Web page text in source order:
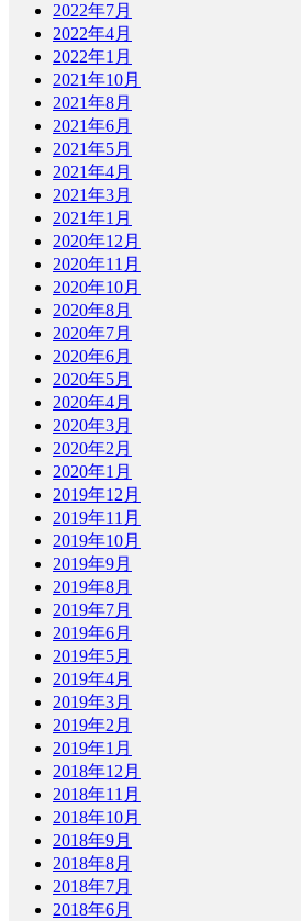
2022年7月
2022年4月
2022年1月
2021年10月
2021年8月
2021年6月
2021年5月
2021年4月
2021年3月
2021年1月
2020年12月
2020年11月
2020年10月
2020年8月
2020年7月
2020年6月
2020年5月
2020年4月
2020年3月
2020年2月
2020年1月
2019年12月
2019年11月
2019年10月
2019年9月
2019年8月
2019年7月
2019年6月
2019年5月
2019年4月
2019年3月
2019年2月
2019年1月
2018年12月
2018年11月
2018年10月
2018年9月
2018年8月
2018年7月
2018年6月